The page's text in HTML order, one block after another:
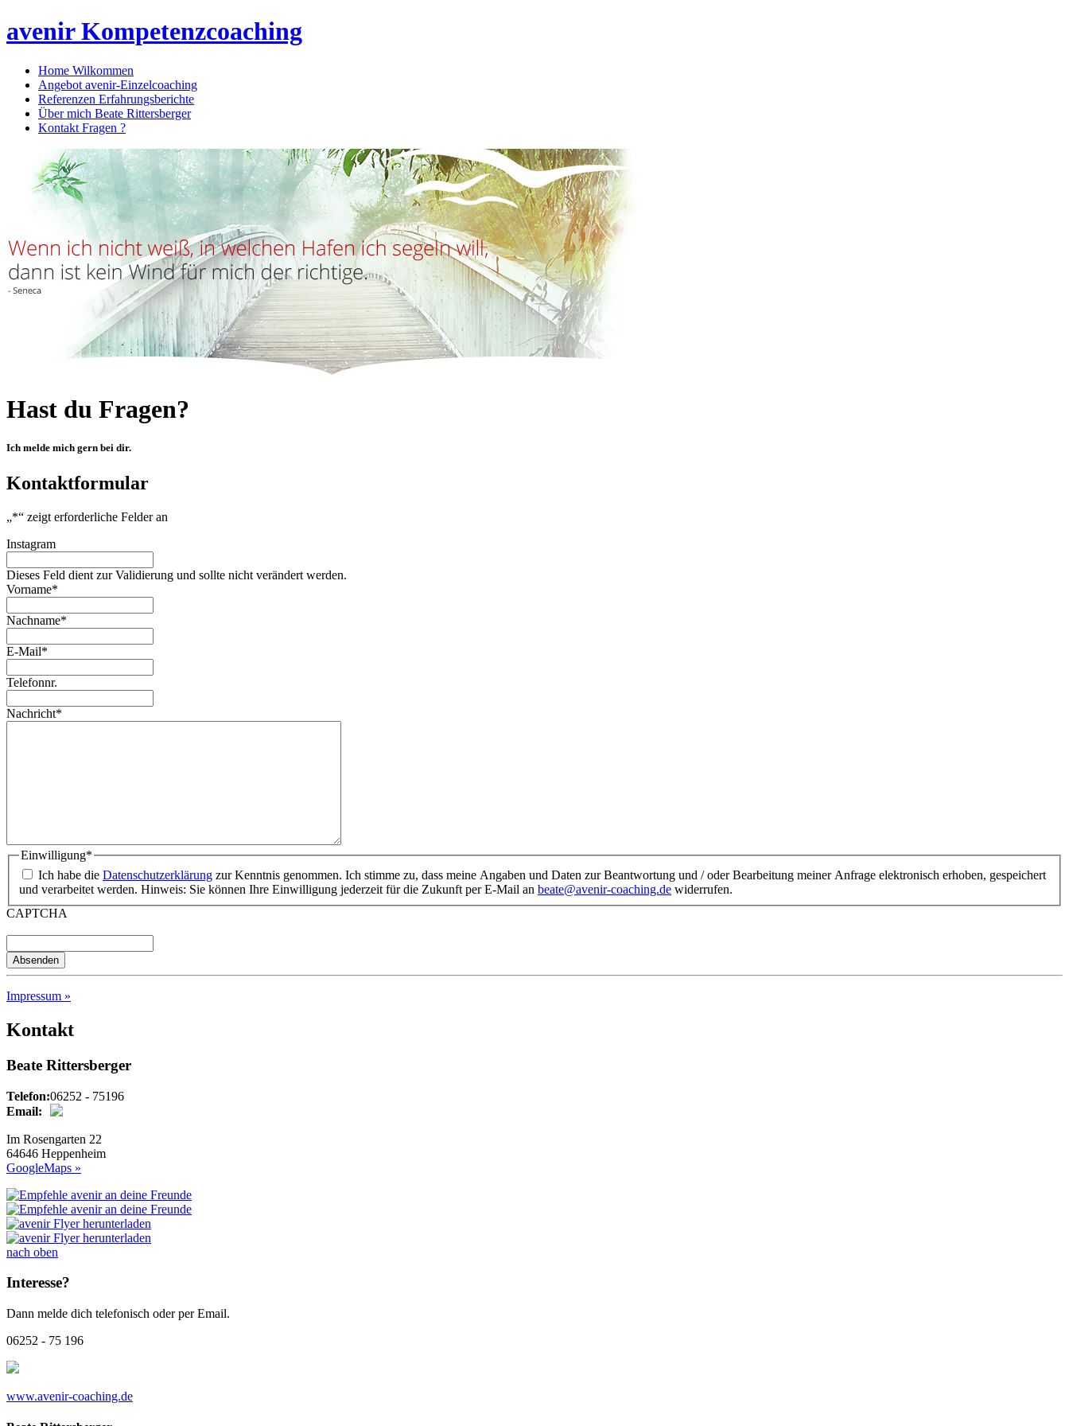
avenir Kompetenzcoaching
Home Wilkommen
Angebot avenir-Einzelcoaching
Referenzen Erfahrungsberichte
Über mich Beate Rittersberger
Kontakt Fragen ?
Hast du Fragen?
Ich melde mich gern bei dir.
Kontaktformular
„*“ zeigt erforderliche Felder an
Instagram
Dieses Feld dient zur Validierung und sollte nicht verändert werden.
Vorname*
Nachname*
E-Mail*
Telefonnr.
Nachricht*
Einwilligung*
Ich habe die Datenschutzerklärung zur Kenntnis genommen. Ich stimme zu, dass meine Angaben und Daten zur Beantwortung und / oder Bearbeitung meiner Anfrage elektronisch erhoben, gespeichert
und verarbeitet werden. Hinweis: Sie können Ihre Einwilligung jederzeit für die Zukunft per E-Mail an beate@avenir-coaching.de widerrufen.
CAPTCHA
Impressum »
Kontakt
Beate Rittersberger
Telefon:06252 - 75196
Email:
Im Rosengarten 22
64646 Heppenheim
GoogleMaps »
nach oben
Interesse?
Dann melde dich telefonisch oder per Email.
06252 - 75 196
www.avenir-coaching.de